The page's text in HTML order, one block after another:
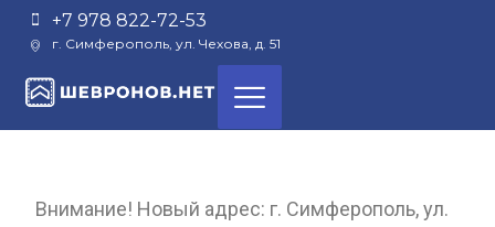
+7 978 822-72-53
г. Симферополь, ул. Чехова, д. 51
Внимание! Новый адрес: г. Симферополь, ул.